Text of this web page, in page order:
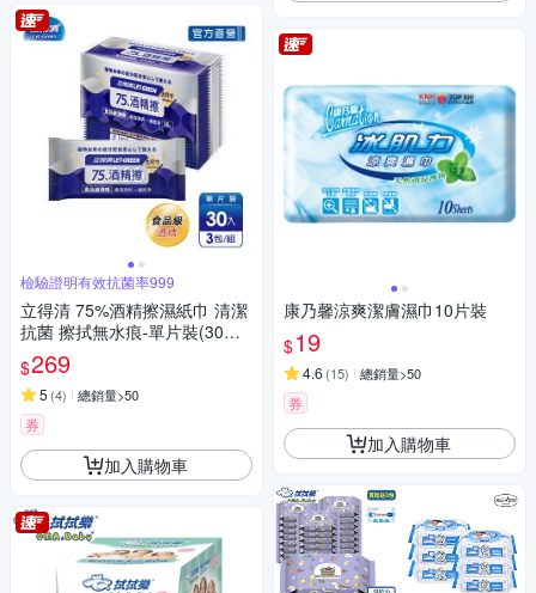
檢驗證明有效抗菌率999
立得清 75%酒精擦濕紙巾 清潔
抗菌 擦拭無水痕-單片裝(30片x
3包)
$269
5 (4) 總銷量>50
券
加入購物車
康乃馨涼爽潔膚濕巾10片裝
$19
4.6 (15) 總銷量>50
券
加入購物車